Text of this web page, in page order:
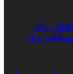
برای
برق